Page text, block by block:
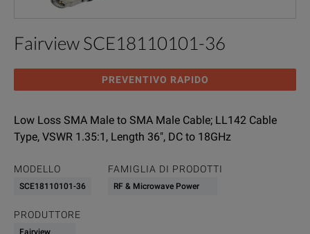
Fairview SCE18110101-36
PREVENTIVO RAPIDO
Low Loss SMA Male to SMA Male Cable; LL142 Cable
Type, VSWR 1.35:1, Length 36", DC to 18GHz
MODELLO
SCE18110101-36
FAMIGLIA DI PRODOTTI
RF & Microwave Power
PRODUTTORE
Fairview